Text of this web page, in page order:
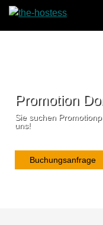
Promotion
Sie suchen
uns!
Buchungsanfrage